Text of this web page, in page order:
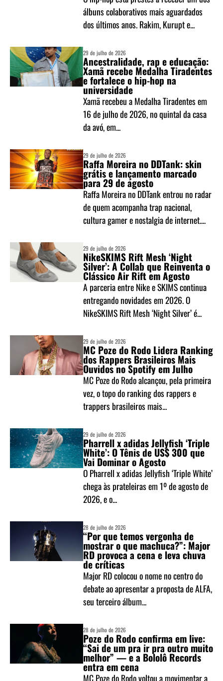
álbuns colaborativos mais aguardados
dos últimos anos. Rakim, Kurupt e...
29 de julho de 2026
Ancestralidade, rap e educação:
Xamã recebe Medalha Tiradentes
e fortalece o hip-hop na
universidade
Xamã recebeu a Medalha Tiradentes em
16 de julho de 2026, no quintal da casa
da avó, em...
29 de julho de 2026
Raffa Moreira no DDTank: skin
grátis e lançamento marcado
para 29 de agosto
Raffa Moreira no DDTank entrou no radar
de quem acompanha trap nacional,
cultura gamer e nostalgia de internet....
29 de julho de 2026
NikeSKIMS Rift Mesh ‘Night
Silver’: A Collab que Reinventa o
Clássico Air Rift em Agosto
A parceria entre Nike e SKIMS continua
entregando novidades em 2026. O
NikeSKIMS Rift Mesh ‘Night Silver’ é...
29 de julho de 2026
MC Poze do Rodo Lidera Ranking
dos Rappers Brasileiros Mais
Ouvidos no Spotify em Julho
MC Poze do Rodo alcançou, pela primeira
vez, o topo do ranking dos rappers e
trappers brasileiros mais...
29 de julho de 2026
Pharrell x adidas Jellyfish ‘Triple
White’: O Tênis de US$ 300 que
Vai Dominar o Agosto
O Pharrell x adidas Jellyfish ‘Triple White’
chega às prateleiras em 1º de agosto de
2026, e o...
28 de julho de 2026
“Por que temos vergonha de
mostrar o que machuca?”: Major
RD provoca a cena e leva chuva
de críticas
Major RD colocou o nome no centro do
debate ao apresentar a proposta de ALFA,
seu terceiro álbum...
28 de julho de 2026
Poze do Rodo confirma em live:
“Sai de um pra ir pra outro muito
melhor” — e a Bololô Records
entra em cena
MC Poze do Rodo voltou a movimentar a